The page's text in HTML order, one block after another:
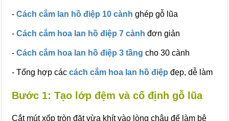
- Cách cắm lan hồ điệp 10 cành ghép gỗ lũa
- Cách cắm hoa lan hồ điệp 7 cành đơn giản
- Cách cắm hoa lan hồ điệp 3 tầng cho 30 cành
- Tổng hợp các cách cắm hoa lan hồ điệp đẹp, dễ làm
Bước 1: Tạo lớp đệm và cố định gỗ lũa
Cắt mút xốp tròn đặt vừa khít vào lòng chậu để làm bệ